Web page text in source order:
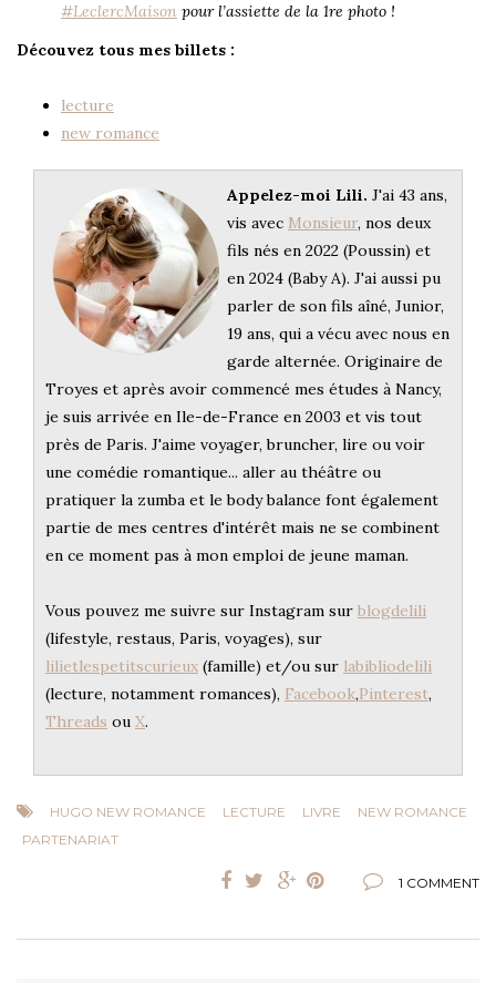
#LeclercMaison pour l’assiette de la 1re photo !
Découvez tous mes billets :
lecture
new romance
Appelez-moi Lili. J'ai 43 ans,
vis avec Monsieur, nos deux
fils nés en 2022 (Poussin) et
en 2024 (Baby A). J'ai aussi pu
parler de son fils aîné, Junior,
19 ans, qui a vécu avec nous en
garde alternée. Originaire de
Troyes et après avoir commencé mes études à Nancy,
je suis arrivée en Ile-de-France en 2003 et vis tout
près de Paris. J'aime voyager, bruncher, lire ou voir
une comédie romantique... aller au théâtre ou
pratiquer la zumba et le body balance font également
partie de mes centres d'intérêt mais ne se combinent
en ce moment pas à mon emploi de jeune maman.
Vous pouvez me suivre sur Instagram sur blogdelili
(lifestyle, restaus, Paris, voyages), sur
lilietlespetitscurieux (famille) et/ou sur labibliodelili
(lecture, notamment romances), Facebook,Pinterest,
Threads ou X.
HUGO NEW ROMANCE LECTURE LIVRE
NEW ROMANCE
PARTENARIAT
1 COMMENT